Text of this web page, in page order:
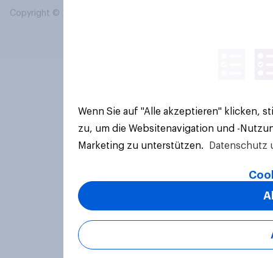
Copyright © 2026 YouGov PLC. Alle Rechte vorbehalten.
Wenn Sie auf "Alle akzeptieren" klicken,
zu, um die Websitenavigation und -
Marketing zu unterstützen.
Datenschutz